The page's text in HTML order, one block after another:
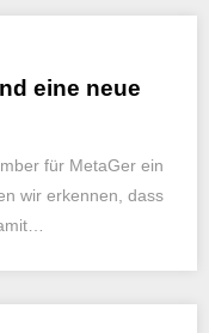
eine neue
für MetaGer ein
wir erkennen, dass